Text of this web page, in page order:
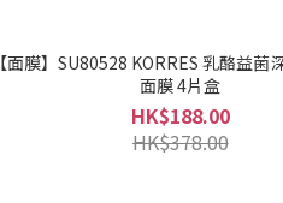
【面膜】SU80528 KORRES 乳酪益菌
面膜 4片盒
HK$188.00
HK$378.00